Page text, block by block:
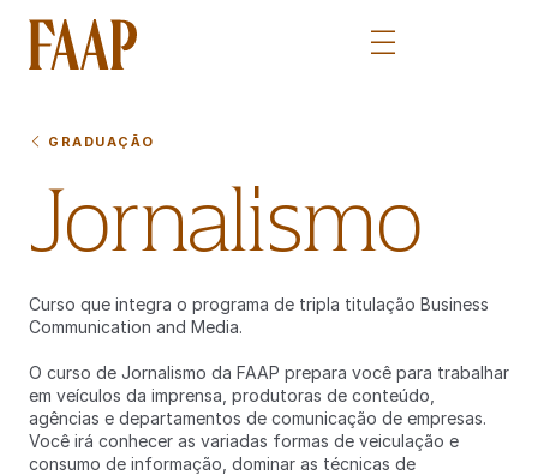
GRADUAÇÃO
Jornalismo
Curso que integra o programa de tripla titulação Business
Communication and Media.
O curso de Jornalismo da FAAP prepara você para trabalhar
em veículos da imprensa, produtoras de conteúdo,
agências e departamentos de comunicação de empresas.
Você irá conhecer as variadas formas de veiculação e
consumo de informação, dominar as técnicas de